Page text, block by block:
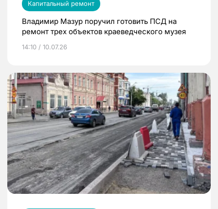
Капитальный ремонт
Владимир Мазур поручил готовить ПСД на
ремонт трех объектов краеведческого музея
14:10 / 10.07.26